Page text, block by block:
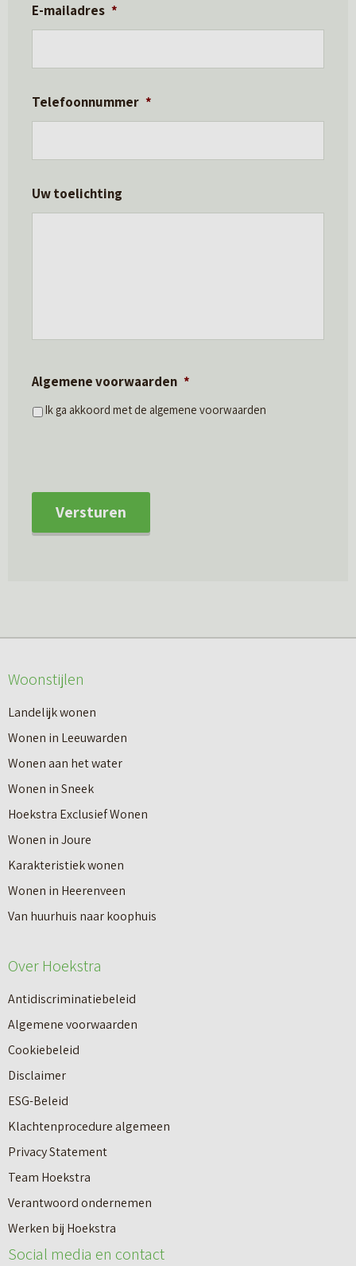
Nieuwbouw
E-mailadres *
Telefoonnummer *
Uw toelichting
Algemene voorwaarden *
Ik ga akkoord met de algemene voorwaarden
Versturen
Woonstijlen
Landelijk wonen
Wonen in Leeuwarden
Wonen aan het water
Wonen in Sneek
Hoekstra Exclusief Wonen
Wonen in Joure
Karakteristiek wonen
Wonen in Heerenveen
Van huurhuis naar koophuis
Over Hoekstra
Antidiscriminatiebeleid
Algemene voorwaarden
Cookiebeleid
Disclaimer
ESG-Beleid
Klachtenprocedure algemeen
Privacy Statement
Team Hoekstra
Verantwoord ondernemen
Werken bij Hoekstra
Social media en contact